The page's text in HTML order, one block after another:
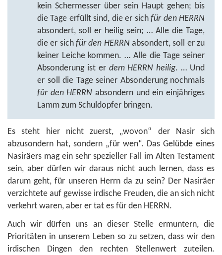
kein Schermesser über sein Haupt gehen; bis
die Tage erfüllt sind, die er sichfür den HERRN
absondert, soll er heilig sein; … Alle die Tage,
die er sich für den HERRN absondert, soll er zu
keiner Leiche kommen. … Alle die Tage seiner
Absonderung ist er dem HERRN heilig. … Und
er soll die Tage seiner Absonderung nochmals
für den HERRN absondern und ein einjähriges
Lamm zum Schuldopfer bringen.
Es steht hier nicht zuerst, „wovon“ der Nasir sich
abzusondern hat, sondern „für wen“. Das Gelübde eines
Nasiräers mag ein sehr spezieller Fall im Alten Testament
sein, aber dürfen wir daraus nicht auch lernen, dass es
darum geht, für unseren Herrn da zu sein? Der Nasiräer
verzichtete auf gewisse irdische Freuden, die an sich nicht
verkehrt waren, aber er tat es für den HERRN.
Auch wir dürfen uns an dieser Stelle ermuntern, die
Prioritäten in unserem Leben so zu setzen, dass wir den
irdischen Dingen den rechten Stellenwert zuteilen.